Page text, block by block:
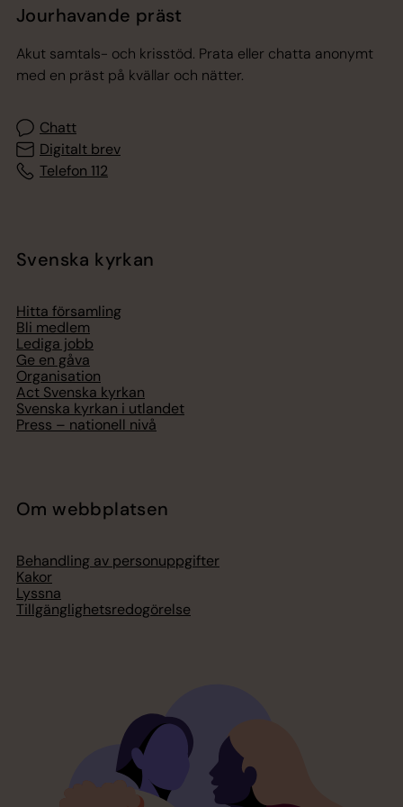
Jourhavande präst
Akut samtals- och krisstöd. Prata eller chatta anonymt
med en präst på kvällar och nätter.
Chatt
Digitalt brev
Telefon 112
Svenska kyrkan
Hitta församling
Bli medlem
Lediga jobb
Ge en gåva
Organisation
Act Svenska kyrkan
Svenska kyrkan i utlandet
Press – nationell nivå
Om webbplatsen
Behandling av personuppgifter
Kakor
Lyssna
Tillgänglighetsredogörelse